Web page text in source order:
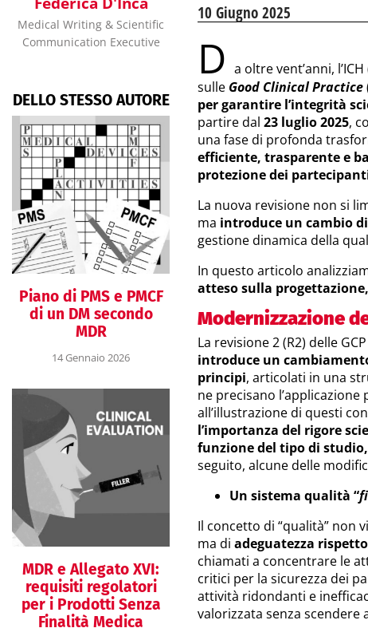
Medical Writing & Scientific
Communication Executive
DELLO STESSO AUTORE
Piano di PMS e PMCF
di un DM secondo
MDR
14 Gennaio 2026
MDR e Allegato XVI:
requisiti regolatori
per i Prodotti Senza
Finalità Medica
10 Giugno 2025
D a oltre vent’anni, l’ICH
sulle Good Clinical Practice
per garantire l’integrità
partire dal 23 luglio 2025,
una fase di profonda
efficiente, trasparente e
protezione dei
La nuova revisione non si
ma introduce un cambio
gestione dinamica della
In questo articolo
atteso sulla
Modernizzazione
La revisione 2 (R2) delle
introduce un
principi, articolati in una
ne precisano
all’illustrazione di questi
l’importanza del rigore
funzione del tipo di
seguito, alcune delle
Un sistema qualità “
Il concetto di “qualità” non
ma di adeguatezza
chiamati a concentrare le
critici per la sicurezza dei
attività ridondanti e
valorizzata senza scendere